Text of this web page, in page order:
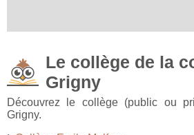
Le collège de la
Grigny
Découvrez le collège (public ou
Grigny.